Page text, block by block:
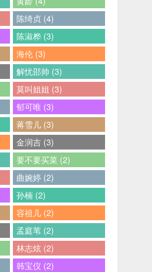
陈绮贞 (4)
陈淑桦 (3)
海伦 (3)
解忧邵帅 (3)
莫叫姐姐 (3)
郁可唯 (3)
蒋雪儿 (3)
金润吉 (3)
要不要买菜 (2)
曲婉婷 (2)
孙楠 (2)
容祖儿 (2)
孟庭苇 (2)
林志炫 (2)
韩宝仪 (2)